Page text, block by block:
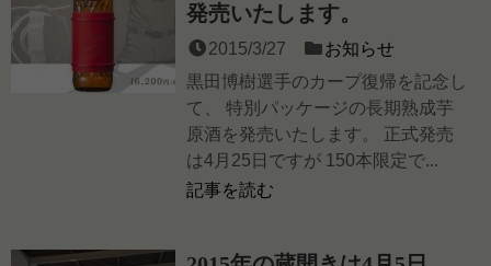
発売いたします。
2015/3/27
お知らせ
黒田博樹選手のカープ復帰を記念し
て、 特別パッケージの長期熟成芋
原酒を発売いたします。 正式発売
は4月25日ですが 150本限定で...
記事を読む